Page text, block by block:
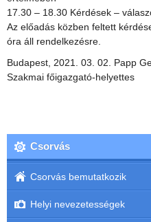
17.30 – 18.30 Kérdések –
Az előadás közben feltett
óra áll rendelkezésre.
Budapest, 2021. 03. 02. Papp
Szakmai főigazgató-helyettes
Csorvás
Csorvás bemutatkozik
Helyi nevezetességek